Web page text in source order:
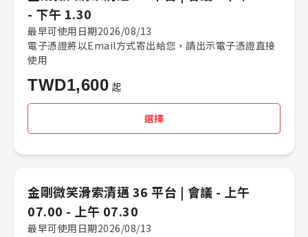
- 下午 1.30
最早可使用日期2026/08/13
電子憑證將以Email方式寄出給您，請出示電子憑證直接
使用
TWD1,600 起
選擇
金剛微笑滑索清邁 36 平台 |​ 會議 -​ 上午
07.00 - 上午 07.30
最早可使用日期2026/08/13